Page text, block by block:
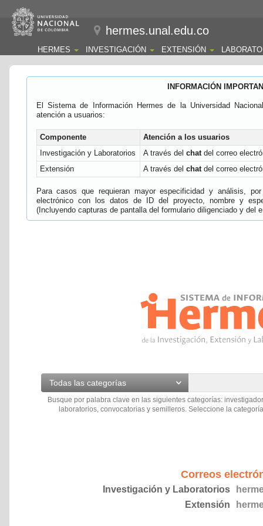
hermes.unal.edu.co
HERMES INVESTIGACIÓN EXTENSIÓN
INFORMACIÓN
El Sistema de Información Hermes de la Universidad
atención a usuarios:
Componente
Atención a los usuarios
Investigación y Laboratorios
A través del chatdel correo
Extensión
A través del chatdel correo
Para casos que requieran mayor especificidad y análisis,
electrónico con los datos de ID del proyecto, nombre y
(Incluyendo capturas de pantalla del formulario diligenciado y del
Todas las categorías
Busque por palabra clave en las siguientes categorías:
laboratorios, convocatorias y semilleros. Seleccione la
Correos
Investigación y Laboratorios
Extensión